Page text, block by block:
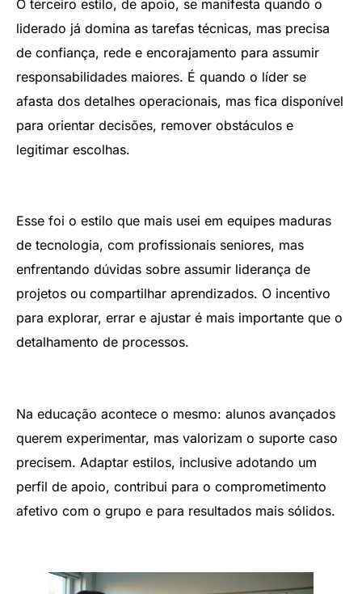
O terceiro estilo, de apoio, se manifesta quando o
liderado já domina as tarefas técnicas, mas precisa
de confiança, rede e encorajamento para assumir
responsabilidades maiores. É quando o líder se
afasta dos detalhes operacionais, mas fica disponível
para orientar decisões, remover obstáculos e
legitimar escolhas.
Esse foi o estilo que mais usei em equipes maduras
de tecnologia, com profissionais seniores, mas
enfrentando dúvidas sobre assumir liderança de
projetos ou compartilhar aprendizados. O incentivo
para explorar, errar e ajustar é mais importante que o
detalhamento de processos.
Na educação acontece o mesmo: alunos avançados
querem experimentar, mas valorizam o suporte caso
precisem. Adaptar estilos, inclusive adotando um
perfil de apoio, contribui para o comprometimento
afetivo com o grupo e para resultados mais sólidos.